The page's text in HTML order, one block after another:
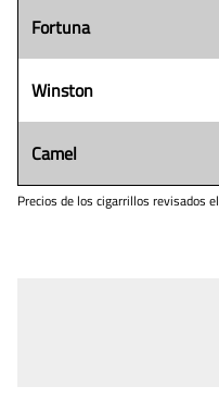
Fortuna
Winston
Camel
Precios de los cigarrillos revisados el